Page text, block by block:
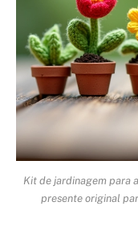
Kit de jardinagem para
presente original